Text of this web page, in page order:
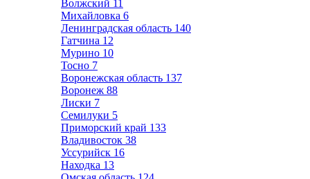
Волжский 11
Михайловка 6
Ленинградская область 140
Гатчина 12
Мурино 10
Тосно 7
Воронежская область 137
Воронеж 88
Лиски 7
Семилуки 5
Приморский край 133
Владивосток 38
Уссурийск 16
Находка 13